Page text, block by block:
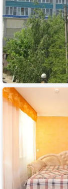
Гостевой
дом
Оазис